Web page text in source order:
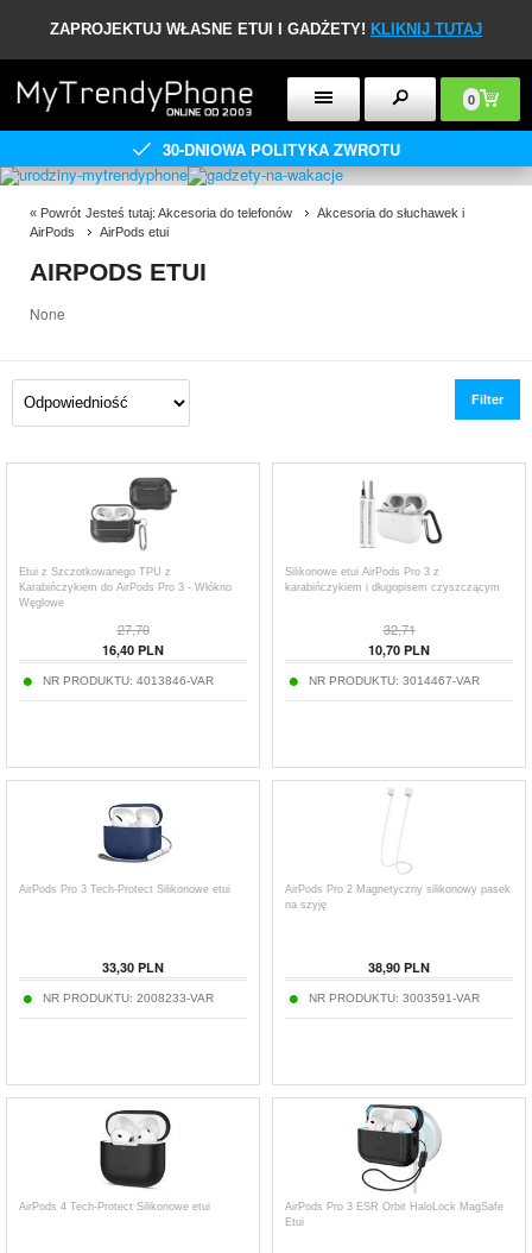
ZAPROJEKTUJ WŁASNE ETUI I GADŻETY! KLIKNIJ TUTAJ
0
30-DNIOWA POLITYKA ZWROTU
« Powrót Jesteś tutaj: Akcesoria do telefonów
Akcesoria do słuchawek i
AirPods
AirPods etui
AIRPODS ETUI
None
Filter
Etui z Szczotkowanego TPU z
Karabińczykiem do AirPods Pro 3 - Włókno
Węglowe
27,70
16,40 PLN
NR PRODUKTU: 4013846-VAR
Silikonowe etui AirPods Pro 3 z
karabińczykiem i długopisem czyszczącym
32,71
10,70 PLN
NR PRODUKTU: 3014467-VAR
AirPods Pro 3 Tech-Protect Silikonowe etui
33,30 PLN
NR PRODUKTU: 2008233-VAR
AirPods Pro 2 Magnetyczny silikonowy pasek
na szyję
38,90 PLN
NR PRODUKTU: 3003591-VAR
AirPods 4 Tech-Protect Silikonowe etui
AirPods Pro 3 ESR Orbit HaloLock MagSafe
Etui